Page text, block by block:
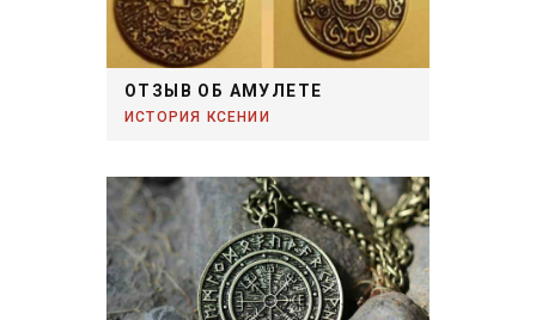
ОТЗЫВ ОБ АМУЛЕТЕ
ИСТОРИЯ КСЕНИИ